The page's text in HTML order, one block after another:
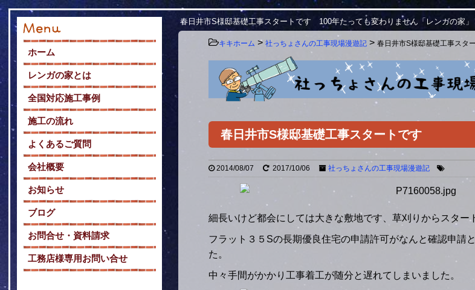
ホーム
レンガの家とは
全国対応施工事例
施工の流れ
よくあるご質問
会社概要
お知らせ
ブログ
お問合せ・資料請求
工務店様専用お問い合せ
春日井市S様邸基礎工事スタートです 100年たっても変わりません「レンガの家
キキホーム > 社っちょさんの工事現場漫遊記 > 春日井市S様邸基礎工事スタ
春日井市S様邸基礎工事スタートです
2014/08/07 2017/10/06 社っちょさんの工事現場漫遊記
細長いけど都会にしては大きな敷地です、草刈りからスター
フラット３５Sの長期優良住宅の申請許可がなんと確認申請
た。
中々手間がかかり工事着工が随分と遅れてしまいました。